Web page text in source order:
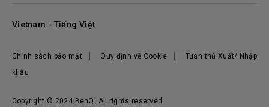
Địa điểm mua hàng
Tập đoàn BenQ
Trách nhiệm xã hội
Tin tức
Copyright © 2024 BenQ. All rights reserved.
Chính sách bảo mật Quy định về Cookie
Tuân thủ Xuất/ Nhập
khẩu
Vietnam - Tiếng Việt